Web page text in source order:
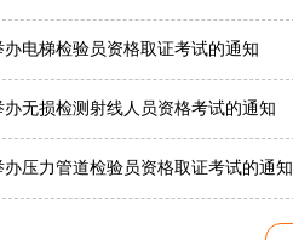
办电梯检验员资格取证考试的通知
办无损检测射线人员资格考试的通知
办压力管道检验员资格取证考试的通知